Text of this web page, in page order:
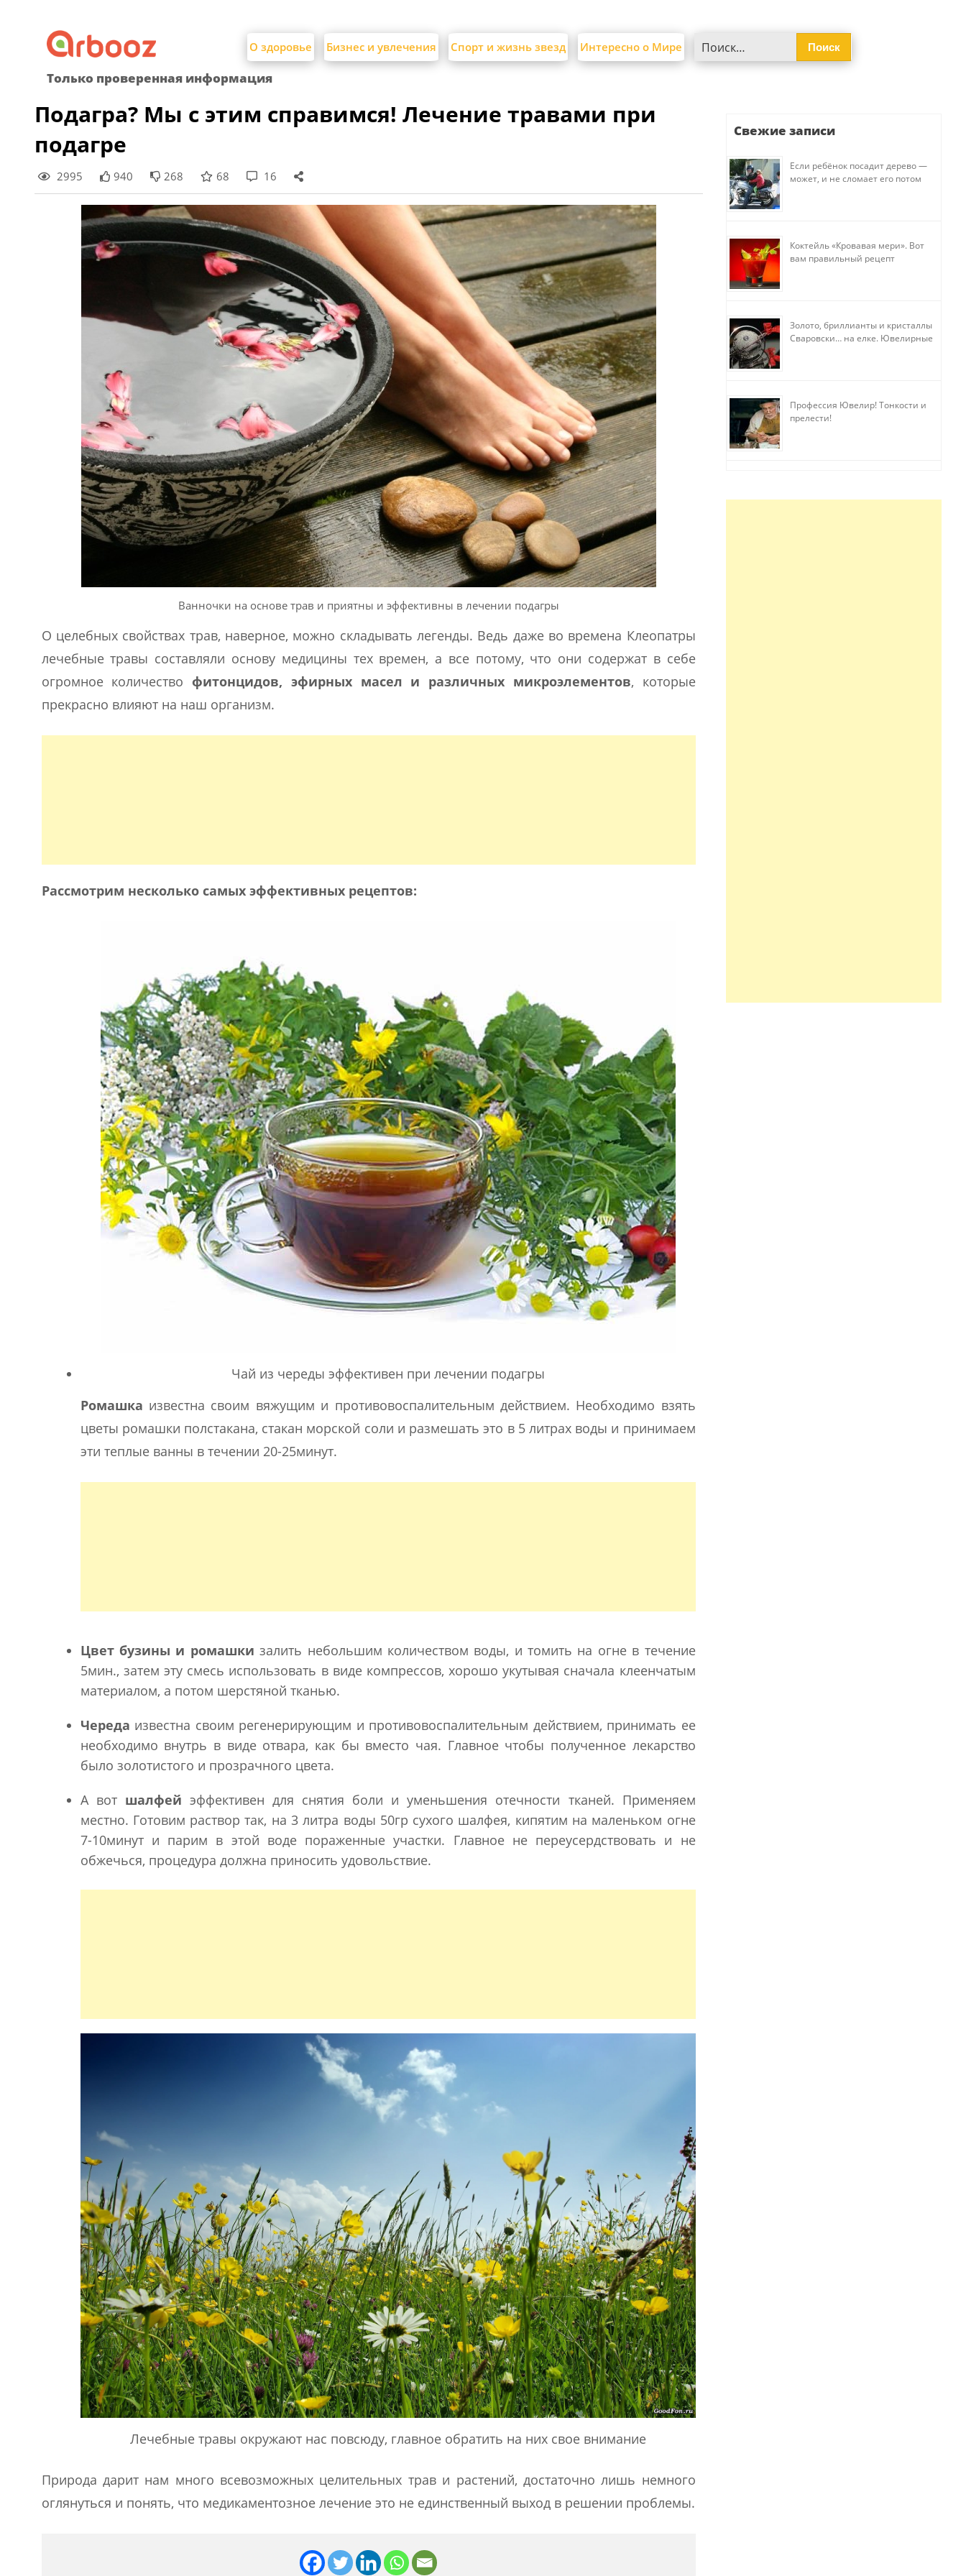
content
О здоровье Бизнес и увлечения Спорт и жизнь звезд Интересно о Мире
Только проверенная информация
Подагра? Мы с этим справимся! Лечение травами при
подагре
2995 940 268 68 16
Ванночки на основе трав и приятны и эффективны в лечении подагры
О целебных свойствах трав, наверное, можно складывать легенды. Ведь даже во времена Клеопатры
лечебные травы составляли основу медицины тех времен, а все потому, что они содержат в себе
огромное количествофитонцидов, эфирных масел и различных микроэлементов, которые
прекрасно влияют на наш организм.
Рассмотрим несколько самых эффективных рецептов:
Чай из череды эффективен при лечении подагры
Ромашка известна своим вяжущим и противовоспалительным действием. Необходимо взять
цветы ромашки полстакана, стакан морской соли и размешать это в 5 литрах воды и принимаем
эти теплые ванны в течении 20-25минут.
Цвет бузины и ромашки залить небольшим количеством воды, и томить на огне в течение
5мин., затем эту смесь использовать в виде компрессов, хорошо укутывая сначала клеенчатым
материалом, а потом шерстяной тканью.
Череда известна своим регенерирующим и противовоспалительным действием, принимать ее
необходимо внутрь в виде отвара, как бы вместо чая. Главное чтобы полученное лекарство
было золотистого и прозрачного цвета.
А вот шалфей эффективен для снятия боли и уменьшения отечности тканей. Применяем
местно. Готовим раствор так, на 3 литра воды 50гр сухого шалфея, кипятим на маленьком огне
7-10минут и парим в этой воде пораженные участки. Главное не переусердствовать и не
обжечься, процедура должна приносить удовольствие.
Лечебные травы окружают нас повсюду, главное обратить на них свое внимание
Природа дарит нам много всевозможных целительных трав и растений, достаточно лишь немного
оглянуться и понять, что медикаментозное лечение это не единственный выход в решении проблемы.
Свежие записи
Если ребёнок посадит дерево —
может, и не сломает его потом
Коктейль «Кровавая мери». Вот
вам правильный рецепт
Золото, бриллианты и кристаллы
Сваровски… на елке. Ювелирные
Профессия Ювелир! Тонкости и
прелести!